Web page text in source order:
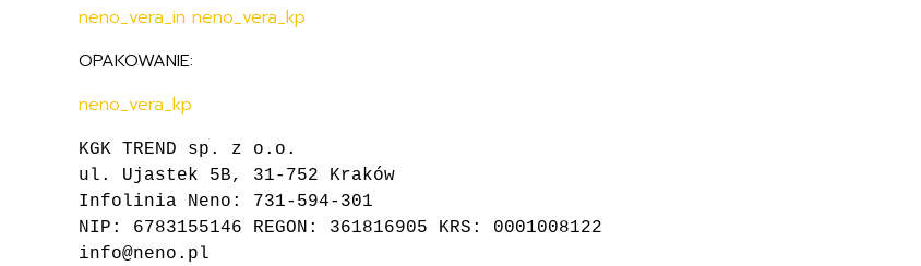
neno_vera_in neno_vera_kp
OPAKOWANIE:
neno_vera_kp
KGK TREND sp. z o.o.
ul. Ujastek 5B, 31-752 Kraków
Infolinia Neno: 731-594-301
NIP: 6783155146 REGON: 361816905 KRS: 0001008122
info@neno.pl